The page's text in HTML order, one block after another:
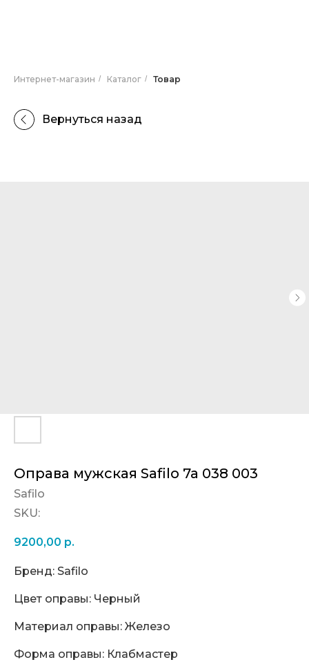
Интернет-магазин / Каталог / Товар
Вернуться назад
Оправа мужская Safilo 7a 038 003
Safilo
SKU:
9200,00 р.
Бренд: Safilo
Цвет оправы: Черный
Материал оправы: Железо
Форма оправы: Клабмастер